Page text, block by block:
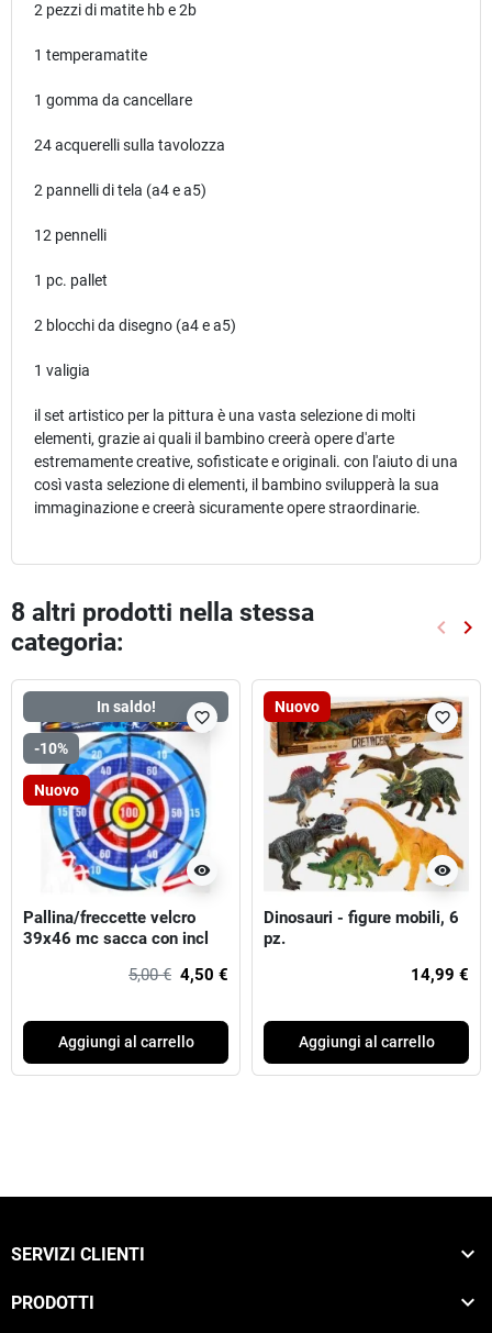
2 pezzi di matite hb e 2b
1 temperamatite
1 gomma da cancellare
24 acquerelli sulla tavolozza
2 pannelli di tela (a4 e a5)
12 pennelli
1 pc. pallet
2 blocchi da disegno (a4 e a5)
1 valigia
il set artistico per la pittura è una vasta selezione di molti
elementi, grazie ai quali il bambino creerà opere d'arte
estremamente creative, sofisticate e originali. con l'aiuto di una
così vasta selezione di elementi, il bambino svilupperà la sua
immaginazione e creerà sicuramente opere straordinarie.
8 altri prodotti nella stessa
categoria:
keyboard_arrow_left keyboard_arrow_right
In saldo!
-10%
Nuovo
visibility
favorite_border
Pallina/freccette velcro
39x46 mc sacca con incl
5,00 € 4,50 €
Aggiungi al carrello
Nuovo
visibility
favorite_border
Dinosauri - figure mobili, 6
pz.
14,99 €
Aggiungi al carrello
SERVIZI CLIENTI 
PRODOTTI 